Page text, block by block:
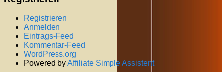
Registrieren
Anmelden
Eintrags-Feed
Kommentar-Feed
WordPress.org
Powered byAffiliate Simple Assistent